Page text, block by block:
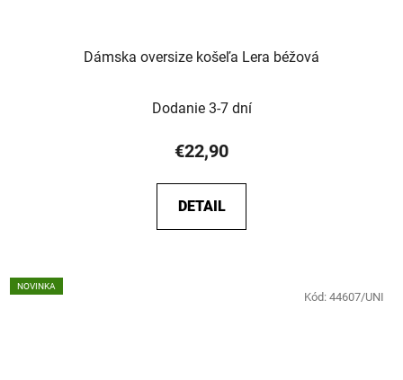
Dámska oversize košeľa Lera béžová
Dodanie 3-7 dní
€22,90
DETAIL
NOVINKA
Kód: 44607/UNI